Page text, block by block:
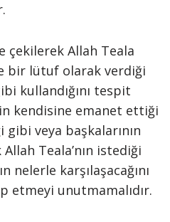
çekilerek Allah Teala
bir lütuf olarak verdiği
kullandığını tespit
kendisine emanet ettiği
veya başkalarının
Teala’nın istediği
nelerle karşılaşacağını
etmeyi unutmamalıdır.